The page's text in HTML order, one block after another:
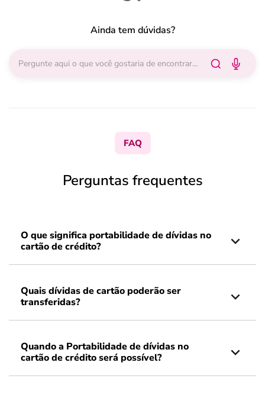
Ainda tem dúvidas?
FAQ
Perguntas frequentes
O que significa portabilidade de dívidas no
cartão de crédito?
Quais dívidas de cartão poderão ser
transferidas?
Quando a Portabilidade de dívidas no
cartão de crédito será possível?